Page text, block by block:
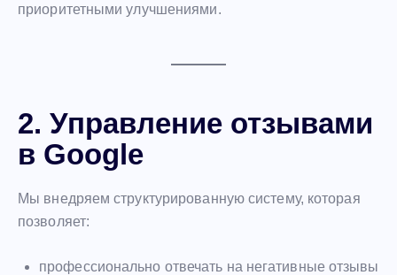
приоритетными улучшениями.
2. Управление отзывами
в Google
Мы внедряем структурированную систему, которая
позволяет:
профессионально отвечать на негативные отзывы